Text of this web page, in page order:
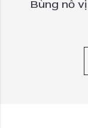
Bùng nổ